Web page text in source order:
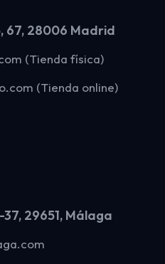
67, 28006 Madrid
(Tienda física)
(Tienda online)
29651, Málaga